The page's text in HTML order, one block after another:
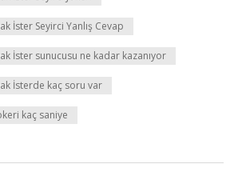
İster Seyirci Yanlış Cevap
İster sunucusu ne kadar kazanıyor
İsterde kaç soru var
kaç saniye